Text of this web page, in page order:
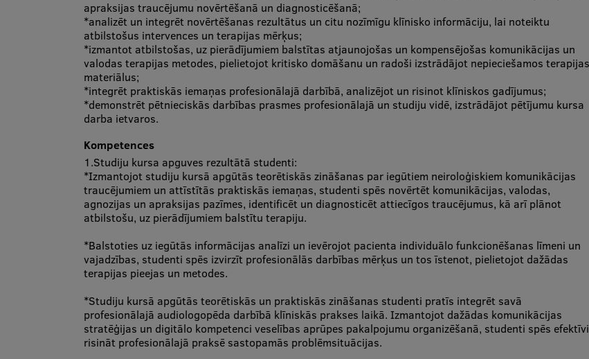
apraksijas traucējumu novērtēšanā un diagnosticēšanā;
*analizēt un integrēt novērtēšanas rezultātus un citu nozīmīgu klīnisko informāciju, lai noteiktu
atbilstošus intervences un terapijas mērķus;
*izmantot atbilstošas, uz pierādījumiem balstītas atjaunojošas un kompensējošas komunikācijas un
valodas terapijas metodes, pielietojot kritisko domāšanu un radoši izstrādājot nepieciešamos terapijas
materiālus;
*integrēt praktiskās iemaņas profesionālajā darbībā, analizējot un risinot klīniskos gadījumus;
*demonstrēt pētnieciskās darbības prasmes profesionālajā un studiju vidē, izstrādājot pētījumu kursa
darba ietvaros.
Kompetences
1.Studiju kursa apguves rezultātā studenti:
*Izmantojot studiju kursā apgūtās teorētiskās zināšanas par iegūtiem neiroloģiskiem komunikācijas
traucējumiem un attīstītās praktiskās iemaņas, studenti spēs novērtēt komunikācijas, valodas,
agnozijas un apraksijas pazīmes, identificēt un diagnosticēt attiecīgos traucējumus, kā arī plānot
atbilstošu, uz pierādījumiem balstītu terapiju.
*Balstoties uz iegūtās informācijas analīzi un ievērojot pacienta individuālo funkcionēšanas līmeni un
vajadzības, studenti spēs izvirzīt profesionālās darbības mērķus un tos īstenot, pielietojot dažādas
terapijas pieejas un metodes.
*Studiju kursā apgūtās teorētiskās un praktiskās zināšanas studenti pratīs integrēt savā
profesionālajā audiologopēda darbībā klīniskās prakses laikā. Izmantojot dažādas komunikācijas
stratēģijas un digitālo kompetenci veselības aprūpes pakalpojumu organizēšanā, studenti spēs efektīvi
risināt profesionālajā praksē sastopamās problēmsituācijas.